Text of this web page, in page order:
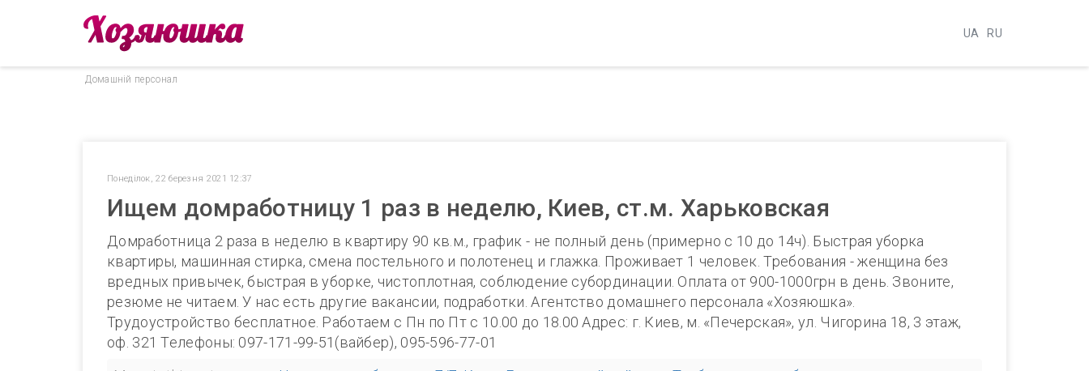
UA RU
Домашнiй персонал
Понеділок, 22 березня 2021 12:37
Ищем домработницу 1 раз в неделю, Киев, ст.м. Харьковская
Домработница 2 раза в неделю в квартиру 90 кв.м., график - не полный день (примерно с 10 до 14ч). Быстрая уборка
квартиры, машинная стирка, смена постельного и полотенец и глажка. Проживает 1 человек. Требования - женщина без
вредных привычек, быстрая в уборке, чистоплотная, соблюдение субординации. Оплата от 900-1000грн в день. Звоните,
резюме не читаем. У нас есть другие вакансии, подработки. Агентство домашнего персонала «Хозяюшка».
Трудоустройство бесплатное. Работаем с Пн по Пт с 10.00 до 18.00 Адрес: г. Киев, м. «Печерская», ул. Чигорина 18, 3 этаж,
оф. 321 Телефоны: 097-171-99-51(вайбер), 095-596-77-01